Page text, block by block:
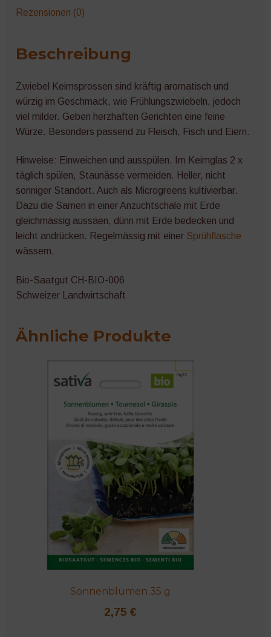
Rezensionen (0)
Beschreibung
Zwiebel Keimsprossen sind kräftig aromatisch und
würzig im Geschmack, wie Frühlungszwiebeln, jedoch
viel milder. Geben herzhaften Gerichten eine feine
Würze. Besonders passend zu Fleisch, Fisch und Eiern.
Hinweise: Einweichen und ausspülen. Im Keimglas 2 x
täglich spülen, Staunässe vermeiden. Heller, nicht
sonniger Standort. Auch als Microgreens kultivierbar.
Dazu die Samen in einer Anzuchtschale mit Erde
gleichmässig aussäen, dünn mit Erde bedecken und
leicht andrücken. Regelmässig mit einer Sprühflasche
wässern.
Bio-Saatgut CH-BIO-006
Schweizer Landwirtschaft
Ähnliche Produkte
Sonnenblumen 35 g
2,75 €